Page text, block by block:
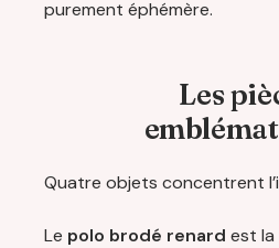
purement éphémère.
Les
Quatre objets concentrent
Le polo brodé renard est la